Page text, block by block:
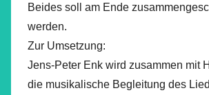
Beides soll am Ende
werden.
Zur Umsetzung:
Jens-Peter Enk wird zusammen mit
die musikalische Begleitung des